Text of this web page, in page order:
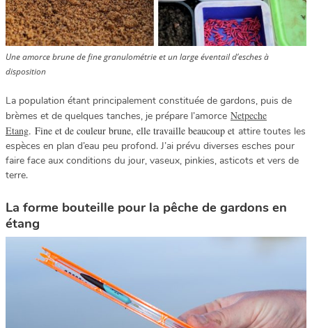
Une amorce brune de fine granulométrie et un large éventail d’esches à
disposition
La population étant principalement constituée de gardons, puis de
brèmes et de quelques tanches, je prépare l’amorce Netpeche
Etang. Fine et de couleur brune, elle travaille beaucoup et attire toutes les
espèces en plan d’eau peu profond. J’ai prévu diverses esches pour
faire face aux conditions du jour, vaseux, pinkies, asticots et vers de
terre.
La forme bouteille pour la pêche de gardons en
étang